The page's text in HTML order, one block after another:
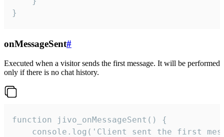
}
onMessageSent#
Executed when a visitor sends the first message. It will be performed
only if there is no chat history.
function jivo_onMessageSent() {
console.log('Client sent the first